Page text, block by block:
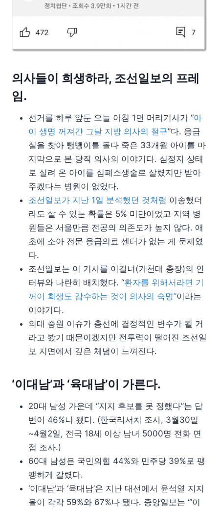
의사들이 희생하라, 조선일보의 프레
임.
선거를 하루 앞둔 오늘 아침 1면 머리기사가 “아
이 생명 꺼져간 그날 지방 의사의 절규”다. 응급
실을 찾아 뺑뺑이를 돌다 죽은 33개월 아이를 마
지막으로 본 당직 의사의 이야기다. 심정지 상태
로 실려 온 아이를 심폐소생술로 살렸지만 받아
주겠다는 병원이 없었다.
조선일보가 지난 1일 분석했던 것처럼 이송했더
라도 살 수 있는 확률은 5% 미만이었고 지역 병
원들은 서울만큼 전공의 의존도가 높지 않다. 애
초에 소아 전문 응급의료 센터가 없는 게 문제였
다.
조선일보는 이 기사를 이길녀(가천대 총장)의 인
터뷰와 나란히 배치했다. “환자를 위해서라면 기
꺼이 희생도 감수하는 것이 의사의 숙명”이라는
이야기다.
의대 증원 이슈가 총선에 결정적인 변수가 될 거
라고 봤기 때문이겠지만 전투력이 떨어진 조선일
보 지면에서 깊은 체념이 느껴진다.
‘이대남’과 ‘육대남’이 가른다.
20대 남성 가운데 “지지 후보를 못 정했다”는 답
변이 46%나 됐다. (한국리서치 조사, 3월30일
~4월2일, 전국 18세 이상 남녀 5000명 전화 면
접 조사.)
60대 남성은 국민의힘 44%와 민주당 39%로 팽
팽하게 갈렸다.
‘이대남’과 ‘육대남’은 지난 대선에서 윤석열 지지
율이 각각 59%와 67%나 됐다. 중앙일보는 “’이